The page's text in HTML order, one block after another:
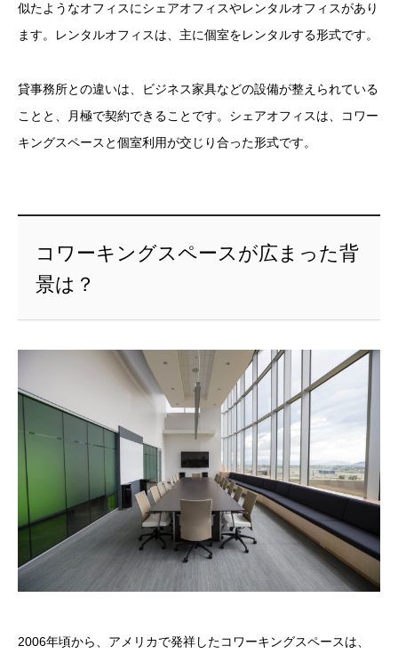
似たようなオフィスにシェアオフィスやレンタルオフィスがあり
ます。レンタルオフィスは、主に個室をレンタルする形式です。
貸事務所との違いは、ビジネス家具などの設備が整えられている
ことと、月極で契約できることです。シェアオフィスは、コワー
キングスペースと個室利用が交じり合った形式です。
コワーキングスペースが広まった背
景は？
2006年頃から、アメリカで発祥したコワーキングスペースは、